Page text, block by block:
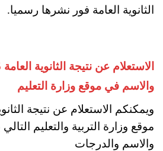
الثانوية العامة فور نشرها رسميا.
والاسم في موقع وزارة التعليم
موقع وزارة التربية والتعليم
والاسم والدرجات